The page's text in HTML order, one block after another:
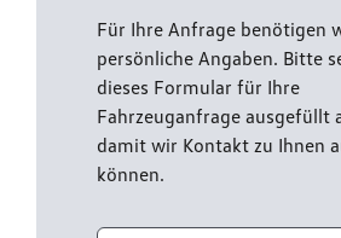
Für Ihre Anfrage benötigen
persönliche Angaben. Bitte
dieses Formular für Ihre
Fahrzeuganfrage ausgefüllt
damit wir Kontakt zu Ihnen
können.